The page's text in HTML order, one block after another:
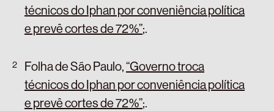
técnicos do Iphan por conveniência política
e prevê cortes de 72%”;.
Folha de São Paulo,“Governo troca
técnicos do Iphan por conveniência política
e prevê cortes de 72%”;.